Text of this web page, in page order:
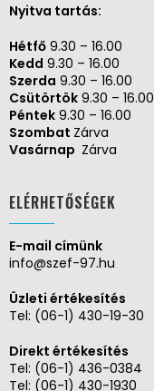
Nyitva tartás:
Hétfő 9.30 – 16.00
Kedd 9.30 – 16.00
Szerda 9.30 – 16.00
Csütörtök 9.30 – 16.00
Péntek 9.30 – 16.00
Szombat Zárva
Vasárnap Zárva
ELÉRHETŐSÉGEK
E-mail címünk
info@szef-97.hu
Üzleti értékesítés
Tel: (06-1) 430-19-30
Direkt értékesítés
Tel: (06-1) 436-0384
Tel: (06-1) 430-1930